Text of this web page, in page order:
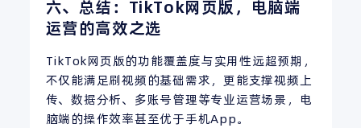
六、总结：TikTok网页版，电脑端
运营的高效之选
TikTok网页版的功能覆盖度与实用性远超预期，
不仅能满足刷视频的基础需求，更能支撑视频上
传、数据分析、多账号管理等专业运营场景，电
脑端的操作效率甚至优于手机App。